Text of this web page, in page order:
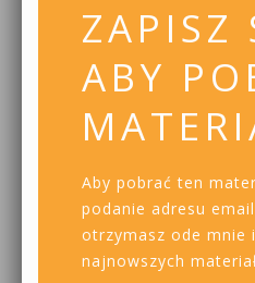
ZAPISZ
ABY
Aby pobrać ten
podanie adresu
otrzymasz ode mnie
najnowszych